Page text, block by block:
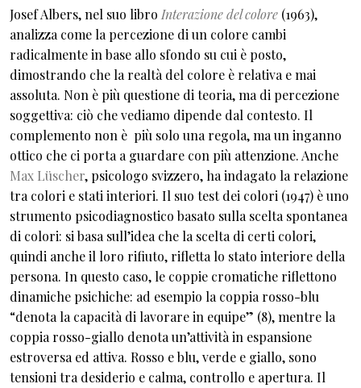
Josef Albers, nel suo libro Interazione del colore (1963),
analizza come la percezione di un colore cambi
radicalmente in base allo sfondo su cui è posto,
dimostrando che la realtà del colore è relativa e mai
assoluta. Non è più questione di teoria, ma di percezione
soggettiva: ciò che vediamo dipende dal contesto. Il
complemento non è più solo una regola, ma un inganno
ottico che ci porta a guardare con più attenzione. Anche
Max Lüscher, psicologo svizzero, ha indagato la relazione
tra colori e stati interiori. Il suo test dei colori (1947) è uno
strumento psicodiagnostico basato sulla scelta spontanea
di colori: si basa sull’idea che la scelta di certi colori,
quindi anche il loro rifiuto, rifletta lo stato interiore della
persona. In questo caso, le coppie cromatiche riflettono
dinamiche psichiche: ad esempio la coppia rosso-blu
“denota la capacità di lavorare in equipe” (8), mentre la
coppia rosso-giallo denota un’attività in espansione
estroversa ed attiva. Rosso e blu, verde e giallo, sono
tensioni tra desiderio e calma, controllo e apertura. Il